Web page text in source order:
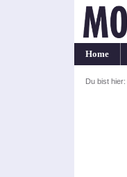
Home
Du bist hier: